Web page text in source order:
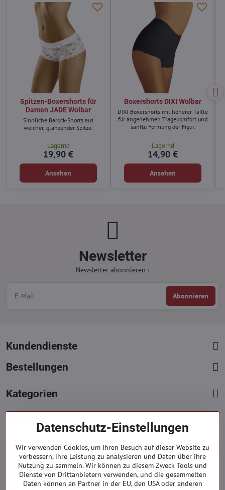
Spitzen-Boxershorts für
Damen JADE Wolbar
Sinnliche Barock-Shorts aus
weicher, glänzender Spitze.
Lagernd
19,90 €
Ansehen
Boxershorts DIXI Wolbar
DIXI-Boxershorts mit höherer Taille
für angenehmen Tragekomfort und
sanfte Formung der Figur.
Lagernd
14,90 €
Ansehen
Newsletter
Newsletter abonnieren :
Abonnieren
Kundendienste
Bestellungen
Kategorien
Kontakte
Mont. - Freit. : 09:00 - 15:00 hod.
info​@everlady​.eu
Non stop ( 24/7 )
Datenschutz-Einstellungen
Wir verwenden Cookies, um Ihren Besuch auf dieser Website zu
verbessern, ihre Leistung zu analysieren und Daten über ihre
Nutzung zu sammeln. Wir können zu diesem Zweck Tools und
Dienste von Drittanbietern verwenden, und die gesammelten
Daten können an Partner in der EU, den USA oder anderen